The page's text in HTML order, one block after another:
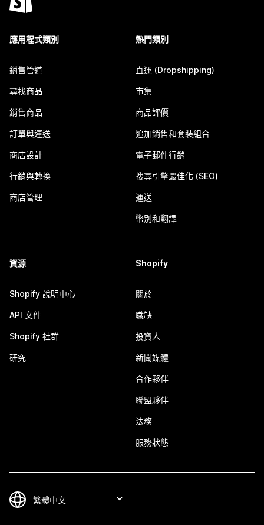
應用程式類別
銷售管道
尋找商品
銷售商品
訂單與運送
商店設計
行銷與轉換
商店管理
熱門類別
直運 (Dropshipping)
市集
商品評價
追加銷售和套裝組合
電子郵件行銷
搜尋引擎最佳化 (SEO)
運送
幣別和翻譯
資源
Shopify 說明中心
API 文件
Shopify 社群
研究
Shopify
關於
職缺
投資人
新聞媒體
合作夥伴
聯盟夥伴
法務
服務狀態